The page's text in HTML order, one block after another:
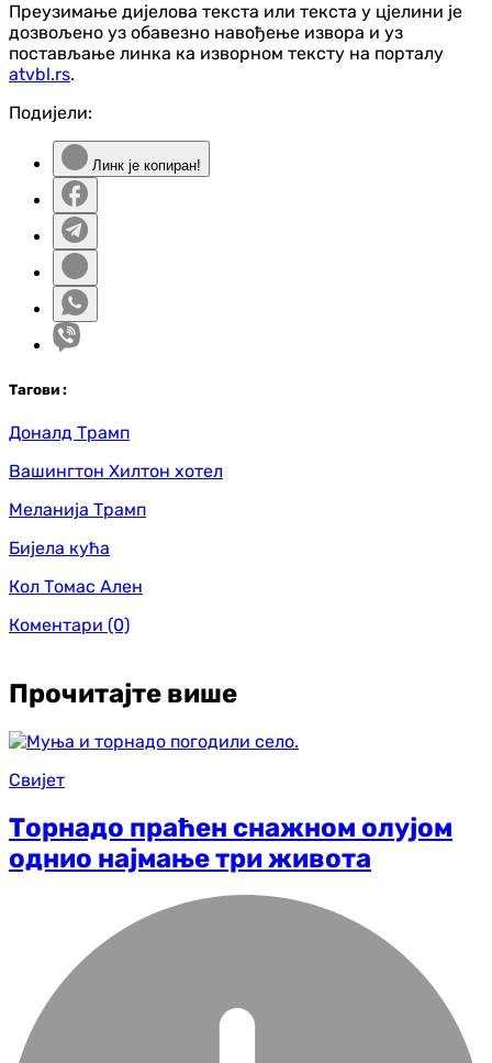
Преузимање дијелова текста или текста у цјелини је
дозвољено уз обавезно навођење извора и уз
постављање линка ка изворном тексту на порталу
atvbl.rs.
Подијели:
Линк је копиран!
Тагови :
Доналд Трамп
Вашингтон Хилтон хотел
Меланија Трамп
Бијела кућа
Кол Томас Ален
Коментари (0)
Прочитајте више
Свијет
Торнадо праћен снажном олујом
однио најмање три живота